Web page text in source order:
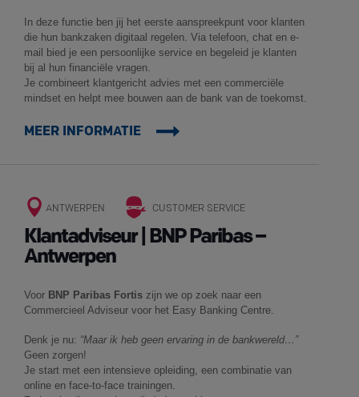
In deze functie ben jij het eerste aanspreekpunt voor klanten
die hun bankzaken digitaal regelen. Via telefoon, chat en e-
mail bied je een persoonlijke service en begeleid je klanten
bij al hun financiële vragen.
Je combineert klantgericht advies met een commerciële
mindset en helpt mee bouwen aan de bank van de toekomst.
MEER INFORMATIE
ANTWERPEN CUSTOMER SERVICE
Klantadviseur | BNP Paribas –
Antwerpen
Voor BNP Paribas Fortis zijn we op zoek naar een
Commercieel Adviseur voor het Easy Banking Centre.
Denk je nu: “Maar ik heb geen ervaring in de bankwereld…”
Geen zorgen!
Je start met een intensieve opleiding, een combinatie van
online en face-to-face trainingen.